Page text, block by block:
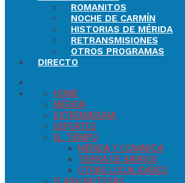
ROMANITOS
NOCHE DE CARMÍN
HISTORIAS DE MÉRIDA
RETRANSMISIONES
OTROS PROGRAMAS
DIRECTO
HOME
MÉRIDA
EXTREMADURA
DEPORTES
EL TIEMPO
MÉRIDA Y COMARCA
TIERRA DE BARROS
OTRAS LOCALIDADES